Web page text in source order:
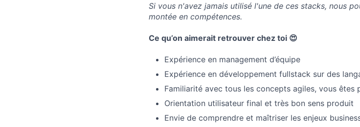
Si vous n'avez jamais utilisé l'une de ces stacks, nous
montée en compétences.
Ce qu’on aimerait retrouver chez toi 😍
Expérience en management d’équipe
Expérience en développement fullstack sur des
Familiarité avec tous les concepts agiles, vous
Orientation utilisateur final et très bon sens produit
Envie de comprendre et maîtriser les enjeux